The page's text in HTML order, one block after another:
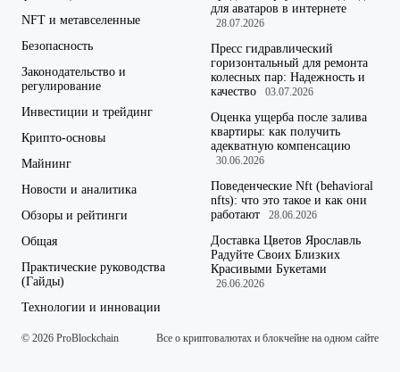
NFT и метавселенные
Безопасность
Законодательство и
регулирование
Инвестиции и трейдинг
Крипто-основы
Майнинг
Новости и аналитика
Обзоры и рейтинги
Общая
Практические руководства
(Гайды)
Технологии и инновации
для аватаров в интернете
28.07.2026
Пресс гидравлический
горизонтальный для ремонта
колесных пар: Надежность и
качество
03.07.2026
Оценка ущерба после залива
квартиры: как получить
адекватную компенсацию
30.06.2026
Поведенческие Nft (behavioral
nfts): что это такое и как они
работают
28.06.2026
Доставка Цветов Ярославль
Радуйте Своих Близких
Красивыми Букетами
26.06.2026
© 2026 ProBlockchain Все о криптовалютах и блокчейне на одном сайте